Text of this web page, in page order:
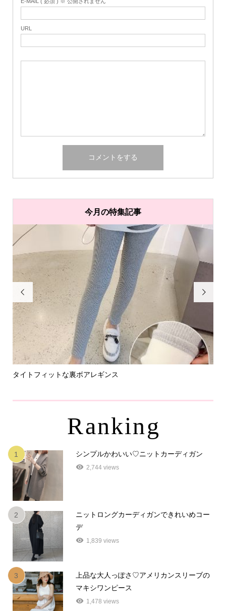
URL
今月の特集記事

タイトフィットな裏ボアレギンス

Ranking
1 シンプルかわいい♡ニットカーディガン
2,744 views
2
ニットロングカーディガンできれいめコー
デ
1,839 views
3
上品な大人っぽさ♡アメリカンスリーブの
マキシワンピース
1,478 views